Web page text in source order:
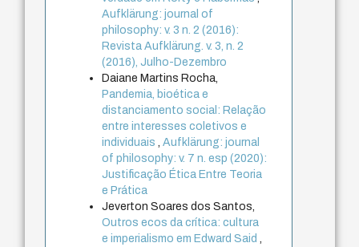
Aufklärung: journal of
philosophy: v. 3 n. 2 (2016):
Revista Aufklärung. v. 3, n. 2
(2016), Julho-Dezembro
Daiane Martins Rocha,
Pandemia, bioética e
distanciamento social: Relação
entre interesses coletivos e
individuais
,Aufklärung: journal
of philosophy: v. 7 n. esp (2020):
Justificação Ética Entre Teoria
e Prática
Jeverton Soares dos Santos,
Outros ecos da crítica: cultura
e imperialismo em Edward Said